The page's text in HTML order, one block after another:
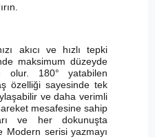
akıcı ve hızlı tepki
maksimum düzeyde
olur. 180° yatabilen
özelliği sayesinde tek
ve daha verimli
mesafesine sahip
ve her dokunuşta
Modern serisi yazmayı